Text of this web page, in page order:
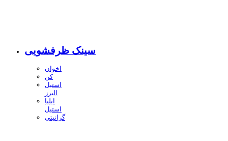
سینک ظرفشویی
اخوان
کن
استیل
البرز
ایلیا
استیل
گرانیتی